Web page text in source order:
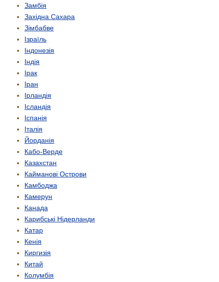
Замбія
Західна Сахара
Зімбабве
Ізраїль
Індонезія
Індія
Ірак
Іран
Ірландія
Ісландія
Іспанія
Італія
Йорданія
Кабо-Верде
Казахстан
Кайманові Острови
Камбоджа
Камерун
Канада
Карибські Нідерланди
Катар
Кенія
Киргизія
Китай
Колумбія